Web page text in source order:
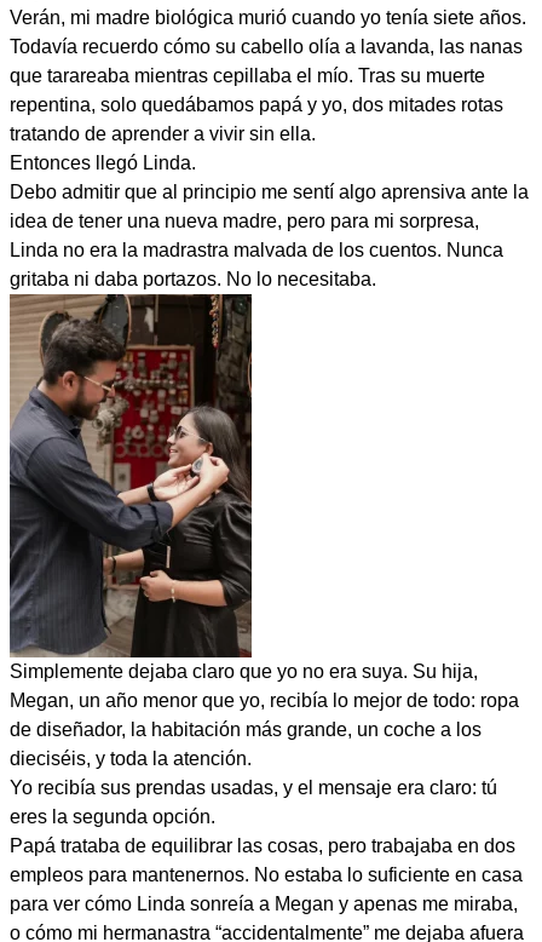
Verán, mi madre biológica murió cuando yo tenía siete años.
Todavía recuerdo cómo su cabello olía a lavanda, las nanas
que tarareaba mientras cepillaba el mío. Tras su muerte
repentina, solo quedábamos papá y yo, dos mitades rotas
tratando de aprender a vivir sin ella.
Entonces llegó Linda.
Debo admitir que al principio me sentí algo aprensiva ante la
idea de tener una nueva madre, pero para mi sorpresa,
Linda no era la madrastra malvada de los cuentos. Nunca
gritaba ni daba portazos. No lo necesitaba.
Simplemente dejaba claro que yo no era suya. Su hija,
Megan, un año menor que yo, recibía lo mejor de todo: ropa
de diseñador, la habitación más grande, un coche a los
dieciséis, y toda la atención.
Yo recibía sus prendas usadas, y el mensaje era claro: tú
eres la segunda opción.
Papá trataba de equilibrar las cosas, pero trabajaba en dos
empleos para mantenernos. No estaba lo suficiente en casa
para ver cómo Linda sonreía a Megan y apenas me miraba,
o cómo mi hermanastra “accidentalmente” me dejaba afuera